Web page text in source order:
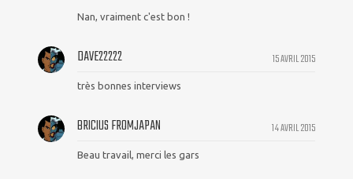
Nan, vraiment c'est bon !
15 AVRIL 2015
DAVE22222
très bonnes interviews
14 AVRIL 2015
BRICIUS FROMJAPAN
Beau travail, merci les gars